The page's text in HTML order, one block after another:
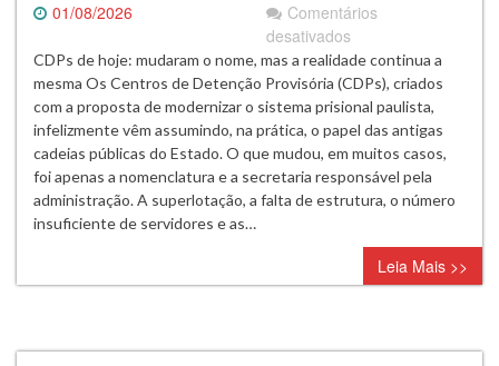
01/08/2026
Comentários
desativadosem
Superlotação
em
Americana:
O
Governo
Vai
Esperar
Colapso?
CDPs de hoje: mudaram o nome, mas a realidade continua a
mesma Os Centros de Detenção Provisória (CDPs), criados
com a proposta de modernizar o sistema prisional paulista,
infelizmente vêm assumindo, na prática, o papel das antigas
cadeias públicas do Estado. O que mudou, em muitos casos,
foi apenas a nomenclatura e a secretaria responsável pela
administração. A superlotação, a falta de estrutura, o número
insuficiente de servidores e as…
Leia Mais >>